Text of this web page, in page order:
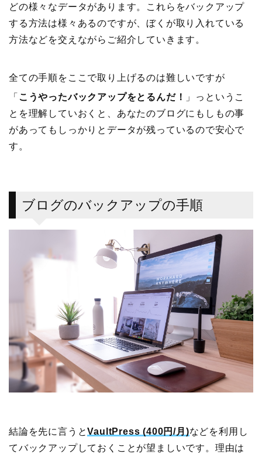
どの様々なデータがあります。これらをバックアップ
する方法は様々あるのですが、ぼくが取り入れている
方法などを交えながらご紹介していきます。
全ての手順をここで取り上げるのは難しいですが
「 こうやったバックアップをとるんだ！
」っというこ
とを理解していおくと、あなたのブログにもしもの事
があってもしっかりとデータが残っているので安心で
す。
ブログのバックアップの手順
結論を先に言うとVaultPress (400円/月)などを利用し
てバックアップしておくことが望ましいです。理由は